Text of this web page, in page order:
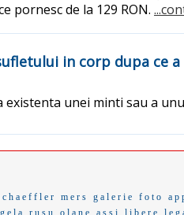
pornesc de la 129 RON.
in corp dupa ce
unei minti sau a
mers galerie foto
rusu olane assi libere